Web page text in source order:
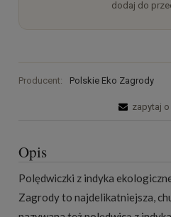
dodaj do
Producent: Polskie Eko Zagrody
zapytaj
Opis
Polędwiczki z indyka
Zagrody to najdelikatniejsza,